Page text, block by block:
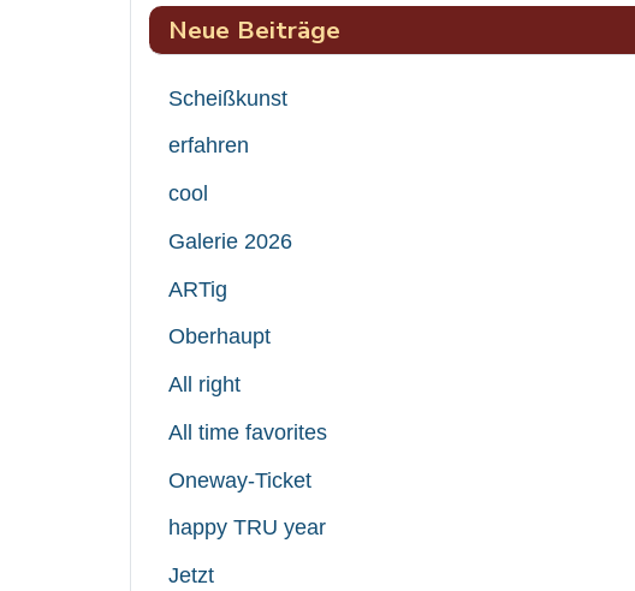
Neue Beiträge
Scheißkunst
erfahren
cool
Galerie 2026
ARTig
Oberhaupt
All right
All time favorites
Oneway-Ticket
happy TRU year
Jetzt